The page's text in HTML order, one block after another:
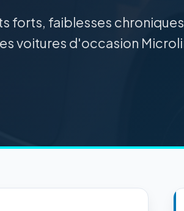
forts, faiblesses
voitures d'occasion